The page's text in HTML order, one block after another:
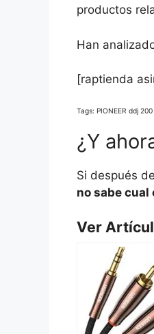
productos
Han
[raptienda
Tags: PIONEER ddj
¿Y
Si después
no sabe cual
Ver